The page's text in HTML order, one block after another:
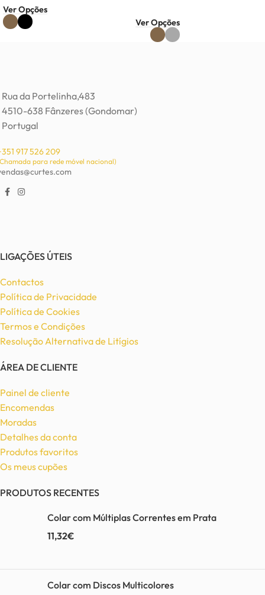
Ver Opções
Ver Opções
Rua da Portelinha,483
4510-638 Fânzeres (Gondomar)
Portugal
917 526 209
para rede móvel nacional)
LIGAÇÕES ÚTEIS
Contactos
Política de Privacidade
Política de Cookies
Termos e Condições
Resolução Alternativa de Litígios
ÁREA DE CLIENTE
Painel de cliente
Encomendas
Moradas
Detalhes da conta
Produtos favoritos
Os meus cupões
PRODUTOS RECENTES
Colar com Múltiplas Correntes em Prata
11,32€
Colar com Discos Multicolores